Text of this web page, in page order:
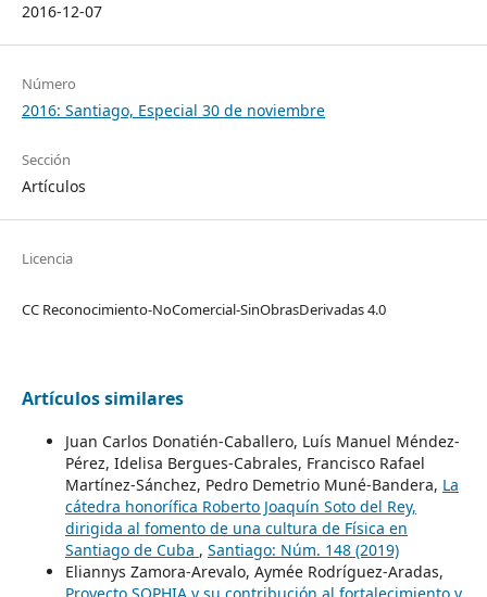
2016-12-07
Número
2016: Santiago, Especial 30 de noviembre
Sección
Artículos
Licencia
CC Reconocimiento-NoComercial-SinObrasDerivadas 4.0
Artículos similares
Juan Carlos Donatién-Caballero, Luís Manuel Méndez-
Pérez, Idelisa Bergues-Cabrales, Francisco Rafael
Martínez-Sánchez, Pedro Demetrio Muné-Bandera, La
cátedra honorífica Roberto Joaquín Soto del Rey,
dirigida al fomento de una cultura de Física en
Santiago de Cuba , Santiago: Núm. 148 (2019)
Eliannys Zamora-Arevalo, Aymée Rodríguez-Aradas,